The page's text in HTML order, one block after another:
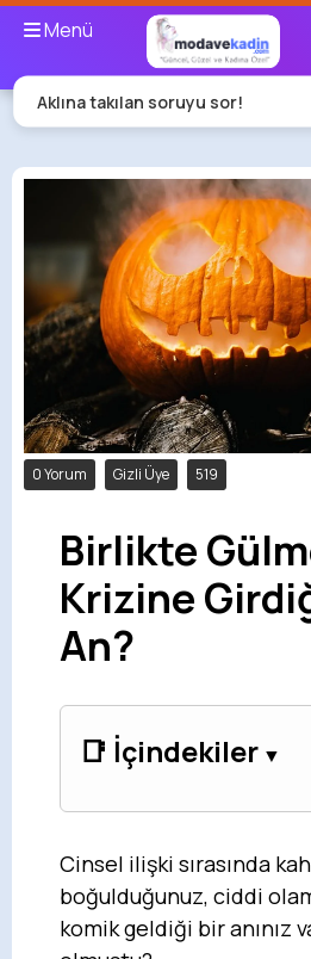
Menü
Aklına takılan soruyu sor!
0 Yorum Gizli Üye 519
Birlikte
Krizine
An?
📑 İçindekiler
Cinsel ilişki sırasında
boğulduğunuz, ciddi
komik geldiği bir anınız